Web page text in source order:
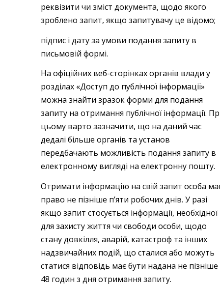
реквізити чи зміст документа, щодо якого
зроблено запит, якщо запитувачу це відомо;
підпис і дату за умови подання запиту в
письмовій формі.
На офіційних веб-сторінках органів влади у
розділах «Доступ до публічної інформації»
можна знайти зразок форми для подання
запиту на отримання публічної інформації.
цьому варто зазначити, що на даний час
дедалі більше органів та установ
передбачають можливість подання запиту в
електронному вигляді на електронну пошту.
Отримати інформацію на свій запит особа
право не пізніше п’яти робочих днів. У разі
якщо запит стосується інформації, необхідної
для захисту життя чи свободи особи, щодо
стану довкілля, аварій, катастроф та інших
надзвичайних подій, що сталися або можуть
статися відповідь має бути надана не пізніше
48 годин з дня отримання запиту.